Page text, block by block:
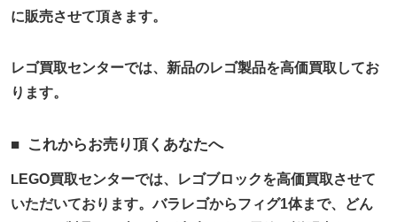
に販売させて頂きます。
レゴ買取センターでは、新品のレゴ製品を高価買取してお
ります。
これからお売り頂くあなたへ
LEGO買取センターでは、レゴブロックを高価買取させて
いただいております。バラレゴからフィグ1体まで、どん